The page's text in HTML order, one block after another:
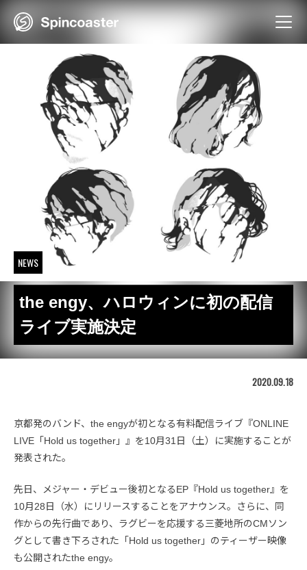
NEWS
the engy、ハロウィンに初の配信
ライブ実施決定
2020.09.18
京都発のバンド、the engyが初となる有料配信ライブ『ONLINE
LIVE「Hold us together」』を10月31日（土）に実施することが
発表された。
先日、メジャー・デビュー後初となるEP『Hold us together』を
10月28日（水）にリリースすることをアナウンス。さらに、同
作からの先行曲であり、ラグビーを応援する三菱地所のCMソン
グとして書き下ろされた「Hold us together」のティーザー映像
も公開されたthe engy。